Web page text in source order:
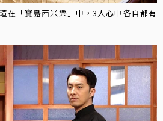
在「寶島西米樂」中，3人心中各自都有